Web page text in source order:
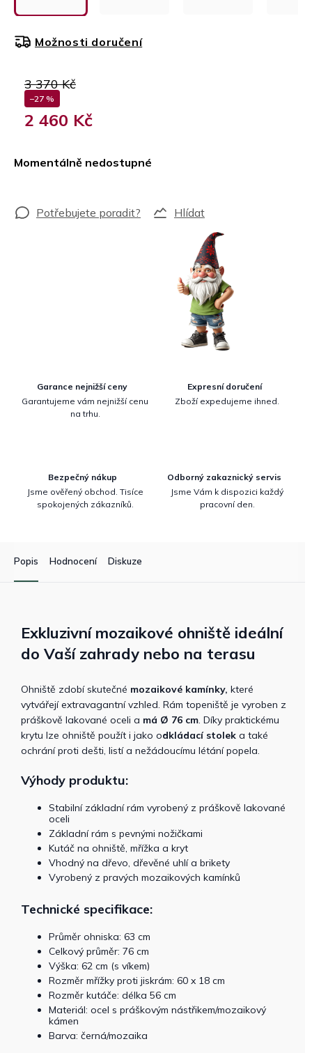
3 370 Kč
–27 %
2 460 Kč
Momentálně nedostupné
Možnosti doručení
Hlídat
Garance nejnižší ceny
Garantujeme vám nejnižší cenu
na trhu.
Expresní doručení
Zboží expedujeme ihned.
Bezpečný nákup
Jsme ověřený obchod. Tisíce
spokojených zákazníků.
Odborný zakaznický servis
Jsme Vám k dispozici každý
pracovní den.
Popis Hodnocení Diskuze
Exkluzivní mozaikové ohniště ideální
do Vaší zahrady nebo na terasu
Ohniště zdobí skutečné mozaikové kamínky, které
vytvářejí extravagantní vzhled. Rám topeniště je vyroben z
práškově lakované oceli a má Ø 76 cm. Díky praktickému
krytu lze ohniště použít i jako odkládací stolek a také
ochrání proti dešti, listí a nežádoucímu létání popela.
Výhody produktu:
Stabilní základní rám vyrobený z práškově lakované
oceli
Základní rám s pevnými nožičkami
Kutáč na ohniště, mřížka a kryt
Vhodný na dřevo, dřevěné uhlí a brikety
Vyrobený z pravých mozaikových kamínků
Technické specifikace:
Průměr ohniska: 63 cm
Celkový průměr: 76 cm
Výška: 62 cm (s víkem)
Rozměr mřížky proti jiskrám: 60 x 18 cm
Rozměr kutáče: délka 56 cm
Materiál: ocel s práškovým nástřikem/mozaikový
kámen
Barva: černá/mozaika